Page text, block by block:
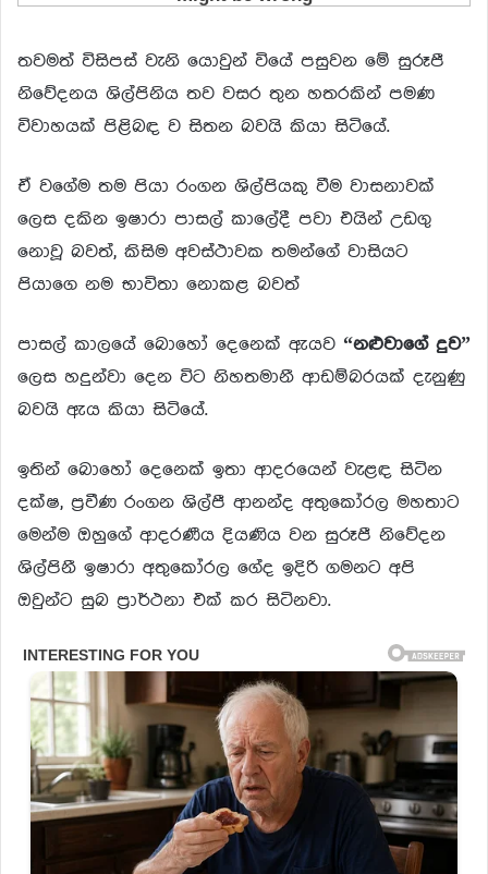
තවමත් විසිපස් වැනි යොවුන් වියේ පසුවන මේ සුරූපී
නිවේදනය ශිල්පිනිය තව වසර තුන හතරකින් පමණ
විවාහයක් පිළිබඳ ව සිතන බවයි කියා සිටියේ.
ඒ වගේම තම පියා රංගන ශිල්පියකු වීම වාසනාවක්
ලෙස දකින ඉෂාරා පාසල් කාලේදී පවා එයින් උඩගු
නොවූ බවත්, කිසිම අවස්ථාවක තමන්ගේ වාසියට
පියාගෙ නම භාවිතා නොකළ බවත්
පාසල් කාලයේ බොහෝ දෙනෙක් ඇයව “නළුවාගේ දුව”
ලෙස හදුන්වා දෙන විට නිහතමානී ආඩම්බරයක් දැනුණු
බවයි ඇය කියා සිටියේ.
ඉතින් බොහෝ දෙනෙක් ඉතා ආදරයෙන් වැළඳ සිටින
දක්ෂ, ප්‍රවීණ රංගන ශිල්පී ආනන්ද අතුකෝරල මහතාට
මෙන්ම ඔහුගේ ආදරණීය දියණිය වන සුරූපී නිවේදන
ශිල්පිනී ඉෂාරා අතුකෝරල ගේද ඉදිරි ගමනට අපි
ඔවුන්ට සුබ ප්‍රාර්ථනා එක් කර සිටිනවා.